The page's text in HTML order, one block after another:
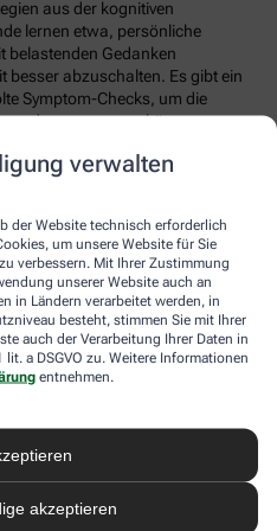
verwalten
der Website technisch erforderlich
um unsere Website für Sie
verbessern. Mit Ihrer Zustimmung
unserer Website auch an
in Ländern verarbeitet werden, in
besteht, stimmen Sie mit Ihrer
auch der Verarbeitung Ihrer Daten in
a DSGVO zu. Weitere Informationen
entnehmen.
akzeptieren
aus der kognitiven
lernen etwa, persönliche
belastenden Gedanken
besser abzuschalten. Es gibt ein
Symptom-Checks, um die
und auswerten zu können.
Kopfschmerzen
Mit der Migräne-App der
lässt sich übersichtlich
Symptomen auftreten.
zu erkennen und die
durch den optimalen
Medikamenten. Darüber hinaus
zu Migräne bereit
und Stressbewältigung.
hier ist anders. Kern des